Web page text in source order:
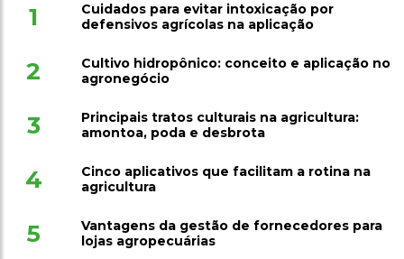
1
Cuidados para evitar intoxicação por
defensivos agrícolas na aplicação
2
Cultivo hidropônico: conceito e aplicação no
agronegócio
3
Principais tratos culturais na agricultura:
amontoa, poda e desbrota
4
Cinco aplicativos que facilitam a rotina na
agricultura
5
Vantagens da gestão de fornecedores para
lojas agropecuárias